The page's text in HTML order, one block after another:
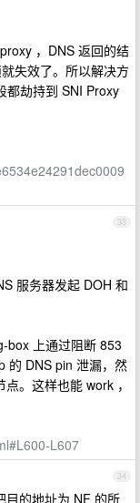
，DNS 返回的结
失效了。所以解决方
都劫持到 SNI Proxy
33
服务器发起 DOH 和
box 上通过阻断 853
的 DNS pin 泄漏，然
。这样也能 work ，
L607
34
目的地址为 NF 的所